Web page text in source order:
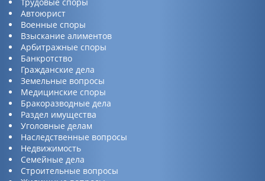
Трудовые споры
Автоюрист
Военные споры
Взыскание алиментов
Арбитражные споры
Банкротство
Гражданские дела
Земельные вопросы
Медицинские споры
Бракоразводные дела
Раздел имущества
Уголовные делам
Наследственные вопросы
Недвижимость
Семейные дела
Строительные вопросы